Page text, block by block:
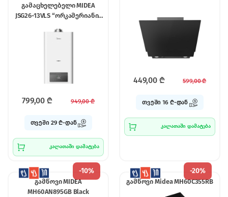
გამაცხელებელი MIDEA
JSG26-13VLS “ორკამერიანი”
799,00₾ 949,00₾
თვეში 29 ₾-დან
კალათაში დამატება
449,00 ₾ 599,00₾
თვეში 16 ₾-დან
კალათაში დამატება
-10%
გამწოვი MIDEA
MH60AN895GB Black
-20%
გამწოვი Midea MH60C355RB